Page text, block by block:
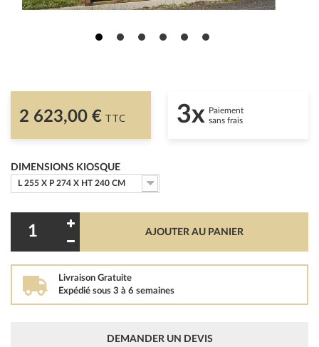
2 623,00 € TTC 3x Paiement
sans frais
DIMENSIONS KIOSQUE
L 255 X P 274 X HT 240 CM
AJOUTER AU PANIER
Livraison Gratuite
Expédié sous 3 à 6 semaines
DEMANDER UN DEVIS